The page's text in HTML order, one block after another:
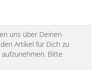
uns über Deinen
Artikel für Dich zu
Bitte